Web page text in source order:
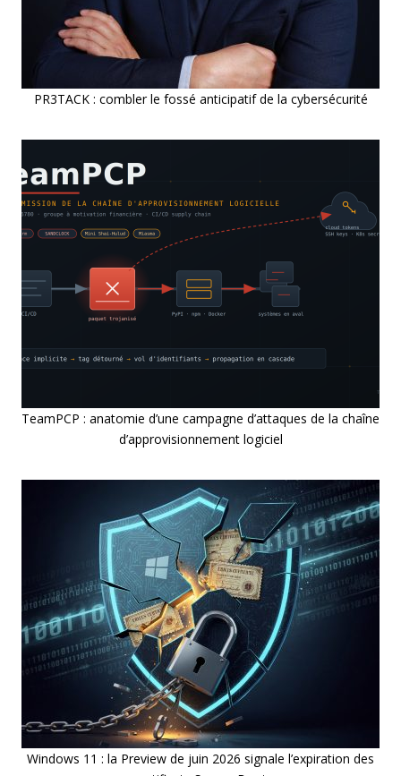
PR3TACK : combler le fossé anticipatif de la cybersécurité
TeamPCP : anatomie d’une campagne d’attaques de la chaîne
d’approvisionnement logiciel
Windows 11 : la Preview de juin 2026 signale l’expiration des